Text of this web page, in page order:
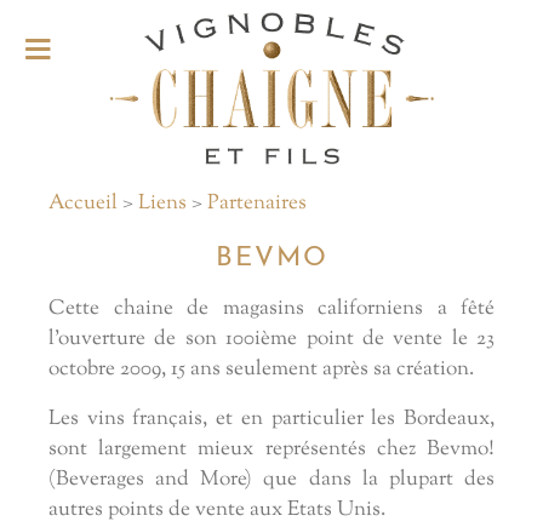
Accueil > Liens > Partenaires
BEVMO
Cette chaine de magasins californiens a fêté
l'ouverture de son 100ième point de vente le 23
octobre 2009, 15 ans seulement après sa création.
Les vins français, et en particulier les Bordeaux,
sont largement mieux représentés chez Bevmo!
(Beverages and More) que dans la plupart des
autres points de vente aux Etats Unis.